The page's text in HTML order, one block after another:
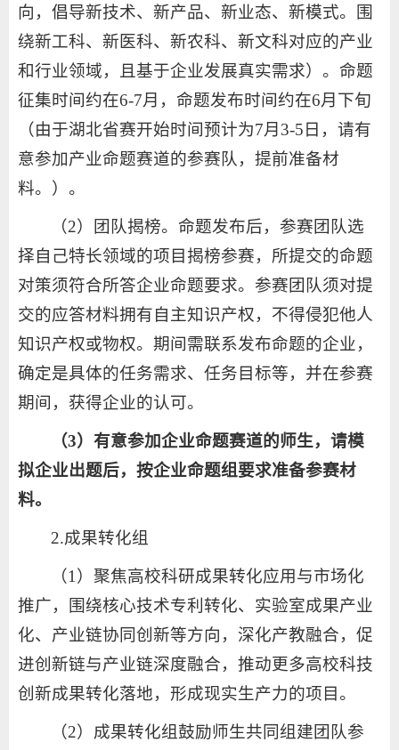
向，倡导新技术、新产品、新业态、新模式。围
绕新工科、新医科、新农科、新文科对应的产业
和行业领域，且基于企业发展真实需求）。命题
征集时间约在6-7月，命题发布时间约在6月下旬
（由于湖北省赛开始时间预计为7月3-5日，请有
意参加产业命题赛道的参赛队，提前准备材
料。）。
（2）团队揭榜。命题发布后，参赛团队选
择自己特长领域的项目揭榜参赛，所提交的命题
对策须符合所答企业命题要求。参赛团队须对提
交的应答材料拥有自主知识产权，不得侵犯他人
知识产权或物权。期间需联系发布命题的企业，
确定是具体的任务需求、任务目标等，并在参赛
期间，获得企业的认可。
（3）有意参加企业命题赛道的师生，请模
拟企业出题后，按企业命题组要求准备参赛材
料。
2.成果转化组
（1）聚焦高校科研成果转化应用与市场化
推广，围绕核心技术专利转化、实验室成果产业
化、产业链协同创新等方向，深化产教融合，促
进创新链与产业链深度融合，推动更多高校科技
创新成果转化落地，形成现实生产力的项目。
（2）成果转化组鼓励师生共同组建团队参